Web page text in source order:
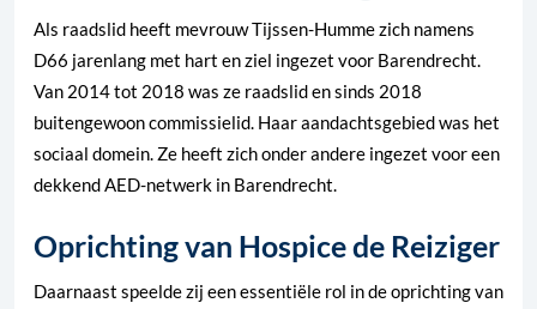
Als raadslid heeft mevrouw Tijssen-Humme zich namens
D66 jarenlang met hart en ziel ingezet voor Barendrecht.
Van 2014 tot 2018 was ze raadslid en sinds 2018
buitengewoon commissielid. Haar aandachtsgebied was het
sociaal domein. Ze heeft zich onder andere ingezet voor een
dekkend AED-netwerk in Barendrecht.
Oprichting van Hospice de Reiziger
Daarnaast speelde zij een essentiële rol in de oprichting van